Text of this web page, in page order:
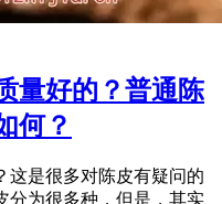
量好的？普通陈
何？
这是很多对陈皮有疑问的
分为很多种，但是，其实